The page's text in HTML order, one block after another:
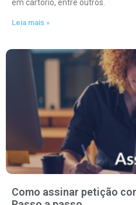
em cartório, entre outros.
Leia mais »
Como assinar petição